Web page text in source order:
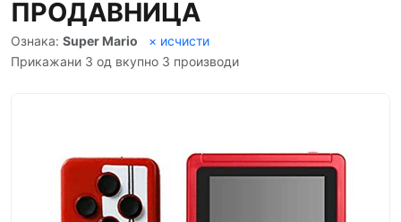
ПРОДАВНИЦА
Ознака: Super Mario
× исчисти
Прикажани 3 од вкупно 3 производи